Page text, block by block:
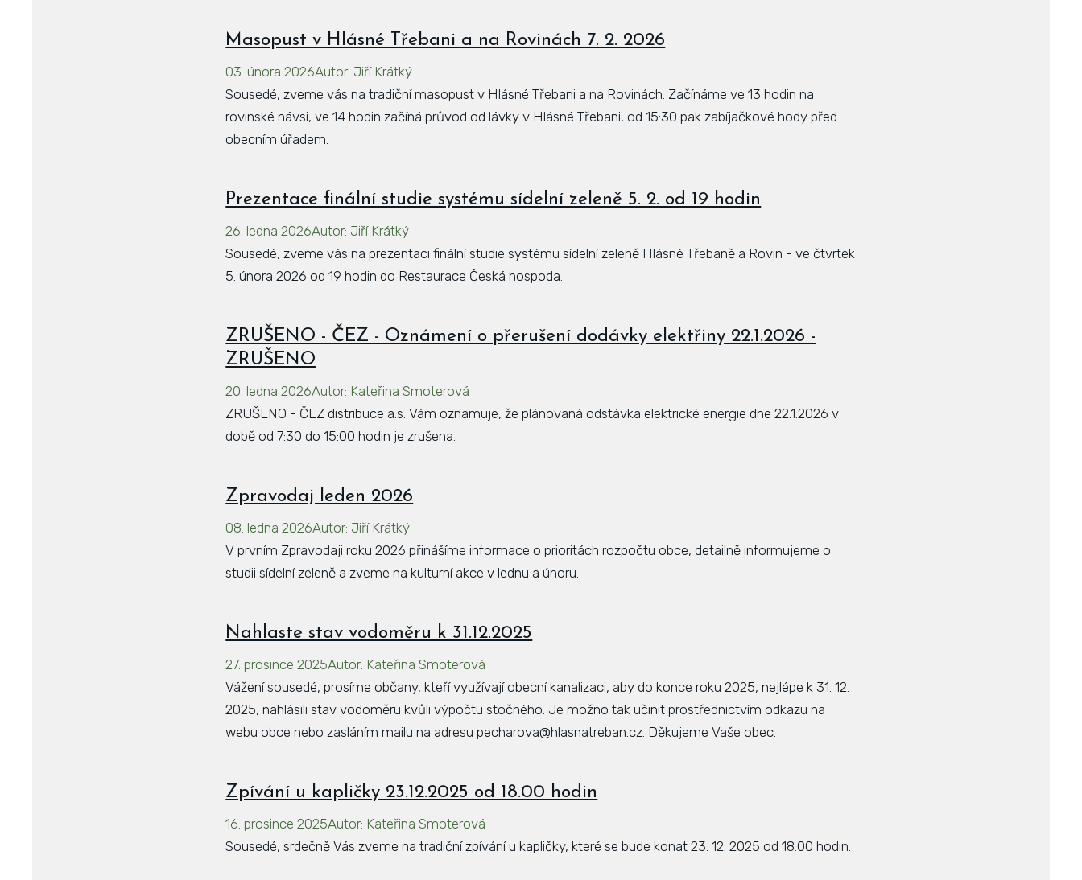
Masopust v Hlásné Třebani a na Rovinách 7. 2. 2026
03. února 2026Autor: Jiří Krátký
Sousedé, zveme vás na tradiční masopust v Hlásné Třebani a na Rovinách. Začínáme ve 13 hodin na
rovinské návsi, ve 14 hodin začíná průvod od lávky v Hlásné Třebani, od 15:30 pak zabíjačkové hody před
obecním úřadem.
Prezentace finální studie systému sídelní zeleně 5. 2. od 19 hodin
26. ledna 2026Autor: Jiří Krátký
Sousedé, zveme vás na prezentaci finální studie systému sídelní zeleně Hlásné Třebaně a Rovin - ve čtvrtek
5. února 2026 od 19 hodin do Restaurace Česká hospoda.
ZRUŠENO - ČEZ - Oznámení o přerušení dodávky elektřiny 22.1.2026 -
ZRUŠENO
20. ledna 2026Autor: Kateřina Smoterová
ZRUŠENO - ČEZ distribuce a.s. Vám oznamuje, že plánovaná odstávka elektrické energie dne 22.1.2026 v
době od 7:30 do 15:00 hodin je zrušena.
Zpravodaj leden 2026
08. ledna 2026Autor: Jiří Krátký
V prvním Zpravodaji roku 2026 přinášíme informace o prioritách rozpočtu obce, detailně informujeme o
studii sídelní zeleně a zveme na kulturní akce v lednu a únoru.
Nahlaste stav vodoměru k 31.12.2025
27. prosince 2025Autor: Kateřina Smoterová
Vážení sousedé, prosíme občany, kteří využívají obecní kanalizaci, aby do konce roku 2025, nejlépe k 31. 12.
2025, nahlásili stav vodoměru kvůli výpočtu stočného. Je možno tak učinit prostřednictvím odkazu na
webu obce nebo zasláním mailu na adresu pecharova@hlasnatreban.cz. Děkujeme Vaše obec.
Zpívání u kapličky 23.12.2025 od 18.00 hodin
16. prosince 2025Autor: Kateřina Smoterová
Sousedé, srdečně Vás zveme na tradiční zpívání u kapličky, které se bude konat 23. 12. 2025 od 18.00 hodin.